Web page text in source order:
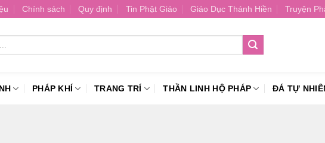
Chính sách Quy định Tin Phật Giáo Giáo Dục Thánh Hiền Truyện
PHÁP KHÍ TRANG TRÍ THẦN LINH HỘ PHÁP ĐÁ TỰ